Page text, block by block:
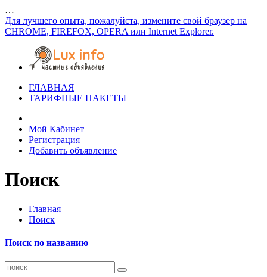
…
Для лучшего опыта, пожалуйста, измените свой браузер на
CHROME, FIREFOX, OPERA или Internet Explorer.
ГЛАВНАЯ
ТАРИФНЫЕ ПАКЕТЫ
Мой Кабинет
Регистрация
Добавить объявление
Поиск
Главная
Поиск
Поиск по названию